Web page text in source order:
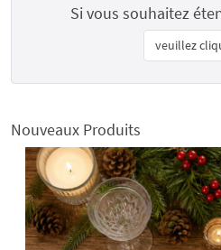
Si vous souhaitez
veuillez
Nouveaux Produits